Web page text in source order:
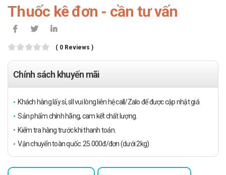
Thuốc kê đơn - cần tư vấn
( 0 Reviews )
Chính sách khuyến mãi
Khách hàng lấy sỉ, sll vui lòng liên hệ call/Zalo để được cập nhật giá
Sản phẩm chính hãng, cam kết chất lượng.
Kiểm tra hàng trước khi thanh toán.
Vận chuyển toàn quốc: 25.000đ/đơn (dưới 2kg)